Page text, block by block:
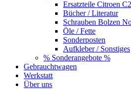
Ersatzteile Citroen
Bücher / Literatur
Schrauben Bolzen
Öle / Fette
Sonderposten
Aufkleber / Sonstiges
% Sonderangebote %
Gebrauchtwagen
Werkstatt
Über uns